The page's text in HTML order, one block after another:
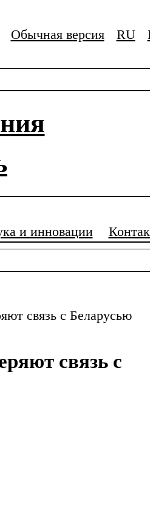
Обычная версия RU
и инновации
связь с Беларусью
связь с